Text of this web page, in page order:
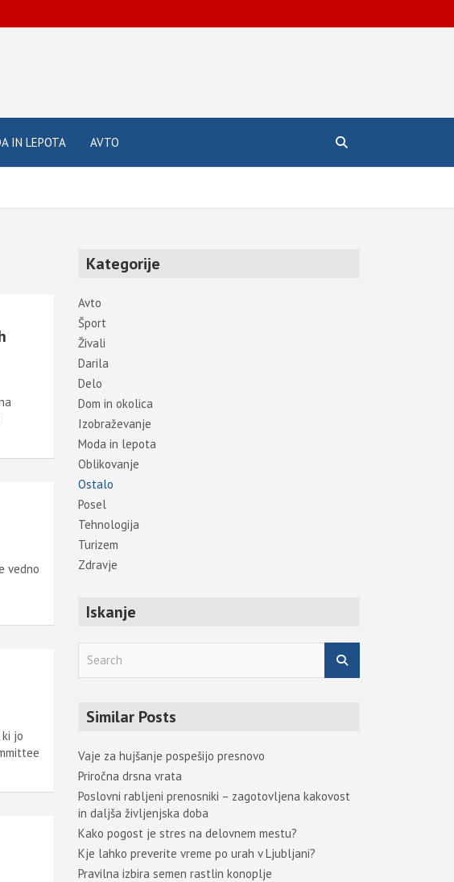
IN LEPOTA AVTO
vedno
jo
Kategorije
Avto
Šport
Živali
Darila
Delo
Dom in okolica
Izobraževanje
Moda in lepota
Oblikovanje
Ostalo
Posel
Tehnologija
Turizem
Zdravje
Iskanje
Similar Posts
Vaje za hujšanje pospešijo presnovo
Priročna drsna vrata
Poslovni rabljeni prenosniki – zagotovljena kakovost
in daljša življenjska doba
Kako pogost je stres na delovnem mestu?
Kje lahko preverite vreme po urah v Ljubljani?
Pravilna izbira semen rastlin konoplje